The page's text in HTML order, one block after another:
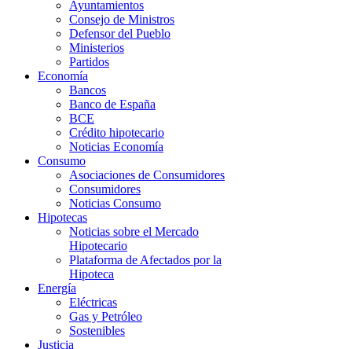
Ayuntamientos
Consejo de Ministros
Defensor del Pueblo
Ministerios
Partidos
Economía
Bancos
Banco de España
BCE
Crédito hipotecario
Noticias Economía
Consumo
Asociaciones de Consumidores
Consumidores
Noticias Consumo
Hipotecas
Noticias sobre el Mercado
Hipotecario
Plataforma de Afectados por la
Hipoteca
Energía
Eléctricas
Gas y Petróleo
Sostenibles
Justicia